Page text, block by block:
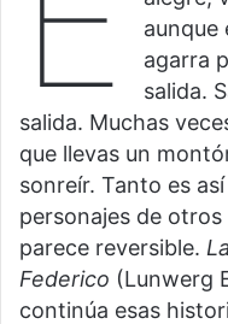
aunque
agarra
salida.
salida. Muchas
que llevas un
sonreír. Tanto es
personajes de
parece reversible.
Federico (Lunwerg
continúa esas